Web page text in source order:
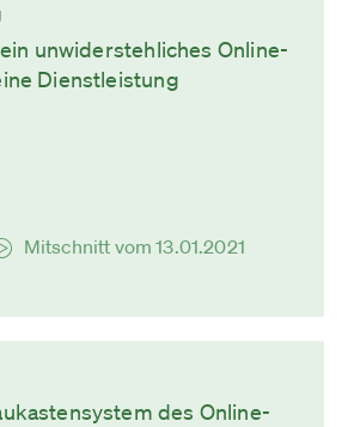
unwiderstehliches Online-
Dienstleistung
Mitschnitt vom 13.01.2021
des Online-